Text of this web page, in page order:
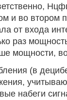
и во втором
от входа
раз
мощности,
(в
набеги